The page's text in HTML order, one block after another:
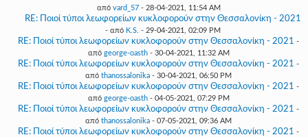
από vard_57- 28-04-2021, 11:54 AM
RE: Ποιοί τύποι λεωφορείων κυκλοφορούν στην Θεσσαλονίκη - 2021
- από K.S. - 29-04-2021, 02:09 PM
RE: Ποιοί τύποι λεωφορείων κυκλοφορούν στην Θεσσαλονίκη - 2021 -
από george-oasth- 30-04-2021, 11:32 AM
RE: Ποιοί τύποι λεωφορείων κυκλοφορούν στην Θεσσαλονίκη - 2021 -
από thanossalonika - 30-04-2021, 06:50 PM
RE: Ποιοί τύποι λεωφορείων κυκλοφορούν στην Θεσσαλονίκη - 2021 -
από george-oasth- 04-05-2021, 07:29 PM
RE: Ποιοί τύποι λεωφορείων κυκλοφορούν στην Θεσσαλονίκη - 2021 -
από thanossalonika - 07-05-2021, 09:36 AM
RE: Ποιοί τύποι λεωφορείων κυκλοφορούν στην Θεσσαλονίκη - 2021 -